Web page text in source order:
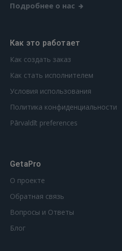
Подробнее о нас
Как это работает
Как создать заказ
Как стать исполнителем
Условия использования
Политика конфиденциальности
Pārvaldīt preferences
GetaPro
О проекте
Обратная связь
Вопросы и Ответы
Блог